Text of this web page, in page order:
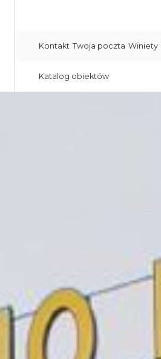
Kontakt Twoja poczta Winiety
Katalog obiektów